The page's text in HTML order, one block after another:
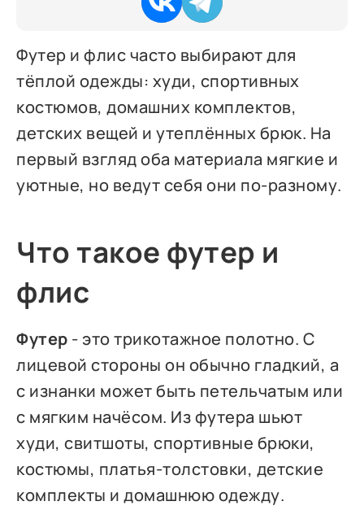
Футер и флис часто выбирают для
тёплой одежды: худи, спортивных
костюмов, домашних комплектов,
детских вещей и утеплённых брюк. На
первый взгляд оба материала мягкие и
уютные, но ведут себя они по-разному.
Что такое футер и
флис
Футер - это трикотажное полотно. С
лицевой стороны он обычно гладкий, а
с изнанки может быть петельчатым или
с мягким начёсом. Из футера шьют
худи, свитшоты, спортивные брюки,
костюмы, платья-толстовки, детские
комплекты и домашнюю одежду.